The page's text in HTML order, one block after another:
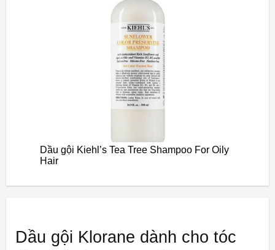
Dầu gội Kiehl’s Tea Tree Shampoo For Oily
Hair
Dầu gội Klorane dành cho tóc